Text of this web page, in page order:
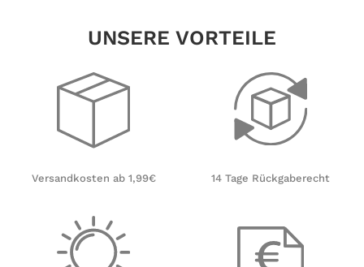
UNSERE VORTEILE
Versandkosten ab 1,99€ 14 Tage Rückgaberecht